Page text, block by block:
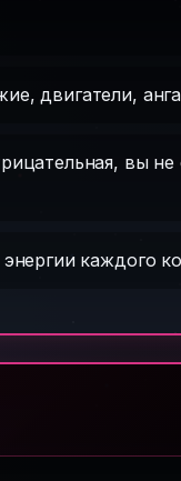
двигатели,
вы
каждого